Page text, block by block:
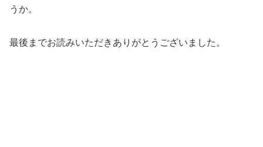
うか。
最後までお読みいただきありがとうございました。